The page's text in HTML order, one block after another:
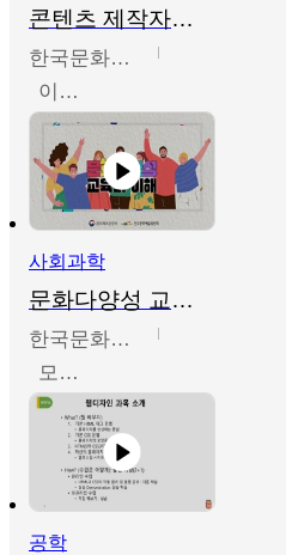
콘텐츠 제작자를 위한 문화다양성의 이해
한국문화예술교육진흥원
이성민
사회과학
문화다양성 교육의 이해
한국문화예술교육진흥원
모경환,성상환,정문성
공학